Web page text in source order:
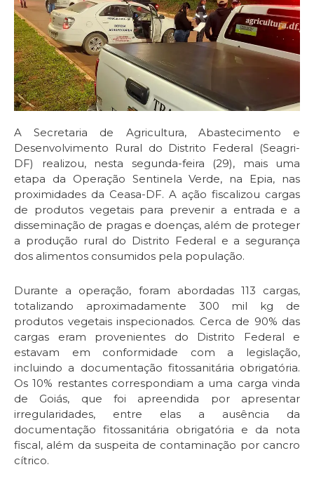
A Secretaria de Agricultura, Abastecimento e
Desenvolvimento Rural do Distrito Federal (Seagri-
DF) realizou, nesta segunda-feira (29), mais uma
etapa da Operação Sentinela Verde, na Epia, nas
proximidades da Ceasa-DF. A ação fiscalizou cargas
de produtos vegetais para prevenir a entrada e a
disseminação de pragas e doenças, além de proteger
a produção rural do Distrito Federal e a segurança
dos alimentos consumidos pela população.
Durante a operação, foram abordadas 113 cargas,
totalizando aproximadamente 300 mil kg de
produtos vegetais inspecionados. Cerca de 90% das
cargas eram provenientes do Distrito Federal e
estavam em conformidade com a legislação,
incluindo a documentação fitossanitária obrigatória.
Os 10% restantes correspondiam a uma carga vinda
de Goiás, que foi apreendida por apresentar
irregularidades, entre elas a ausência da
documentação fitossanitária obrigatória e da nota
fiscal, além da suspeita de contaminação por cancro
cítrico.